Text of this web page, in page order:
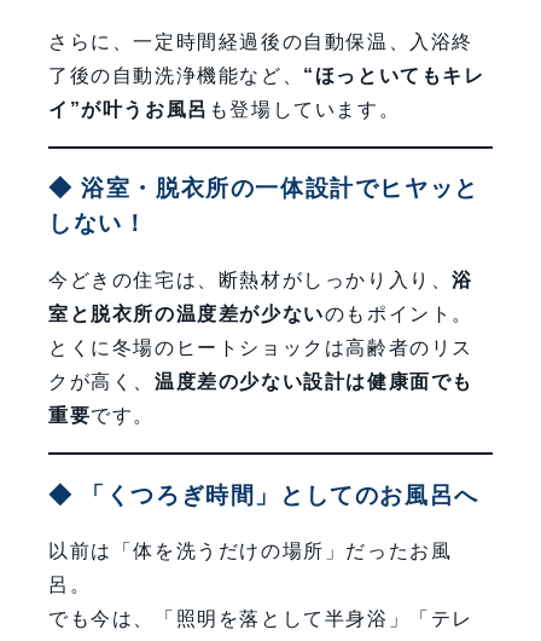
さらに、一定時間経過後の自動保温、入浴終
了後の自動洗浄機能など、 “ほっといてもキレ
イ”が叶うお風呂 も登場しています。
◆ 浴室・脱衣所の一体設計でヒヤッと
しない！
今どきの住宅は、断熱材がしっかり入り、浴
室と脱衣所の温度差が少ないのもポイント。
とくに冬場のヒートショックは高齢者のリス
クが高く、 温度差の少ない設計は健康面でも
重要です。
◆ 「くつろぎ時間」としてのお風呂へ
以前は「体を洗うだけの場所」だったお風
呂。
でも今は、「照明を落として半身浴」「テレ